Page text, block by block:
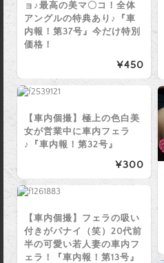
ョ♪最高の美マ〇コ！全体
アングルの特典あり♪『車
内報！第37号』今だけ特別
価格！
¥450
【車内個撮】極上の色白美
女が営業中に車内フェラ
♪『車内報！第32号』
¥300
【車内個撮】フェラの吸い
付きがパナイ（笑）20代前
半の可愛い若人妻の車内フ
ェラ！『車内報！第13号』